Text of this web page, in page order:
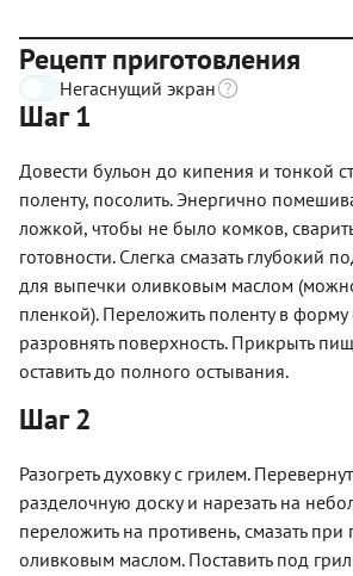
Рецепт приготовления
Негаснущий экран
Шаг 1
Довести бульон до кипения и тонкой
поленту, посолить. Энергично
ложкой, чтобы не было комков,
готовности. Слегка смазать глубокий
для выпечки оливковым маслом
пленкой). Переложить поленту в
разровнять поверхность. Прикрыть
оставить до полного остывания.
Шаг 2
Разогреть духовку с грилем.
разделочную доску и нарезать на
переложить на противень, смазать
оливковым маслом. Поставить под